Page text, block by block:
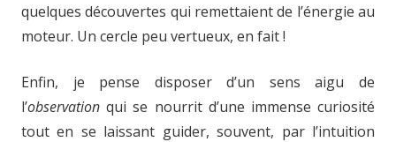
quelques découvertes qui remettaient de l’énergie au
moteur. Un cercle peu vertueux, en fait !
Enfin, je pense disposer d’un sens aigu de
l’observation qui se nourrit d’une immense curiosité
tout en se laissant guider, souvent, par l’intuition